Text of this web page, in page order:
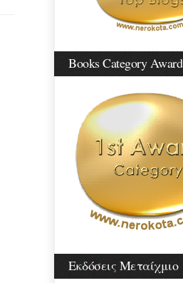
Books Category Award
Εκδόσεις Μεταίχμιο